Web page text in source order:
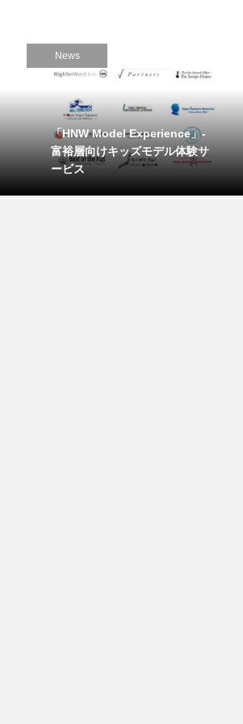
News
「HNW Model Experience」-
富裕層向けキッズモデル体験サ
ービス